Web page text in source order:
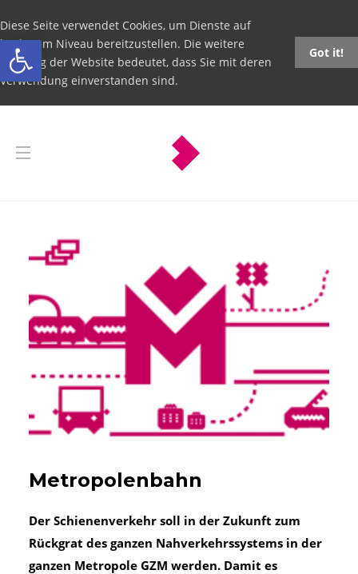
Open toolbar
Diese Seite verwendet Cookies, um Dienste auf
höchstem Niveau bereitzustellen. Die weitere
Nutzung der Website bedeutet, dass Sie mit deren
Verwendung einverstanden sind.
Got it!
Metropolenbahn
Der Schienenverkehr soll in der Zukunft zum
Rückgrat des ganzen Nahverkehrssystems in der
ganzen Metropole GZM werden. Damit es